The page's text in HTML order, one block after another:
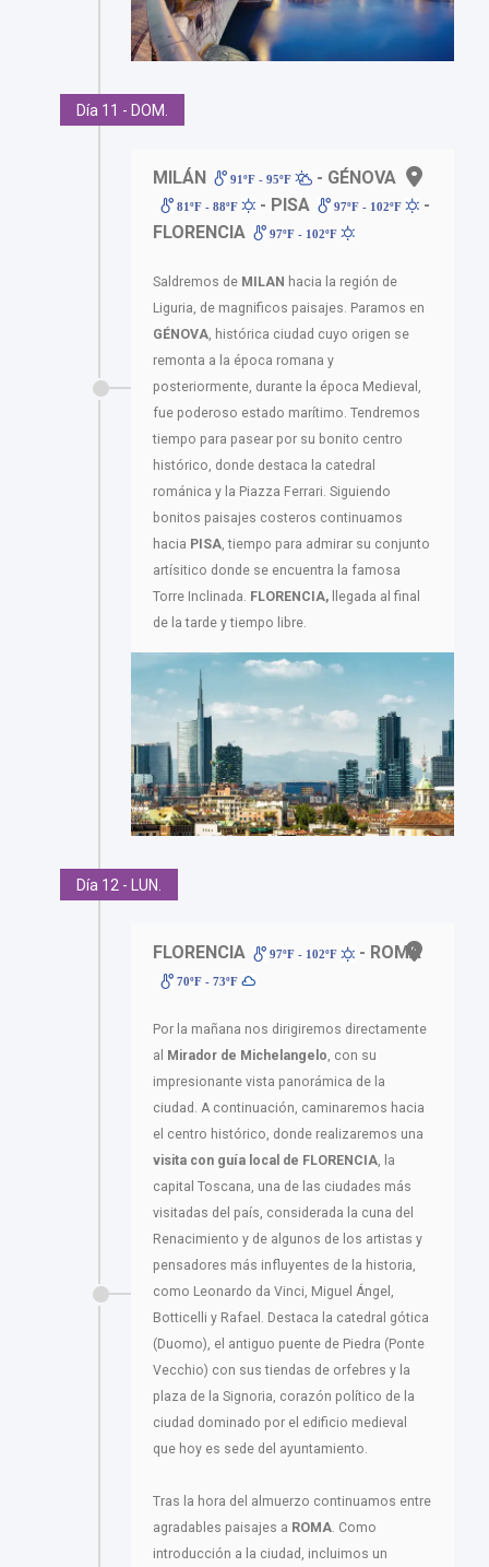
Día 11 - DOM.
MILÁN 91ºF - 95ºF - GÉNOVA
81ºF - 88ºF - PISA 97ºF - 102ºF
-
FLORENCIA
97ºF - 102ºF
Saldremos de MILAN hacia la región de
Liguria, de magnificos paisajes. Paramos en
GÉNOVA , histórica ciudad cuyo origen se
remonta a la época romana y
posteriormente, durante la época Medieval,
fue poderoso estado marítimo. Tendremos
tiempo para pasear por su bonito centro
histórico, donde destaca la catedral
románica y la Piazza Ferrari. Siguiendo
bonitos paisajes costeros continuamos
hacia PISA , tiempo para admirar su conjunto
artísitico donde se encuentra la famosa
Torre Inclinada. FLORENCIA, llegada al final
de la tarde y tiempo libre.
Día 12 - LUN.
FLORENCIA 97ºF - 102ºF - ROMA
70ºF - 73ºF
Por la mañana nos dirigiremos directamente
al Mirador de Michelangelo , con su
impresionante vista panorámica de la
ciudad. A continuación, caminaremos hacia
el centro histórico, donde realizaremos una
visita con guía local de FLORENCIA , la
capital Toscana, una de las ciudades más
visitadas del país, considerada la cuna del
Renacimiento y de algunos de los artistas y
pensadores más influyentes de la historia,
como Leonardo da Vinci, Miguel Ángel,
Botticelli y Rafael. Destaca la catedral gótica
(Duomo), el antiguo puente de Piedra (Ponte
Vecchio) con sus tiendas de orfebres y la
plaza de la Signoria, corazón político de la
ciudad dominado por el edificio medieval
que hoy es sede del ayuntamiento.
Tras la hora del almuerzo continuamos entre
agradables paisajes a ROMA . Como
introducción a la ciudad, incluimos un